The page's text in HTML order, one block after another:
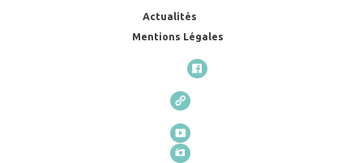
Actualités
Mentions Légales